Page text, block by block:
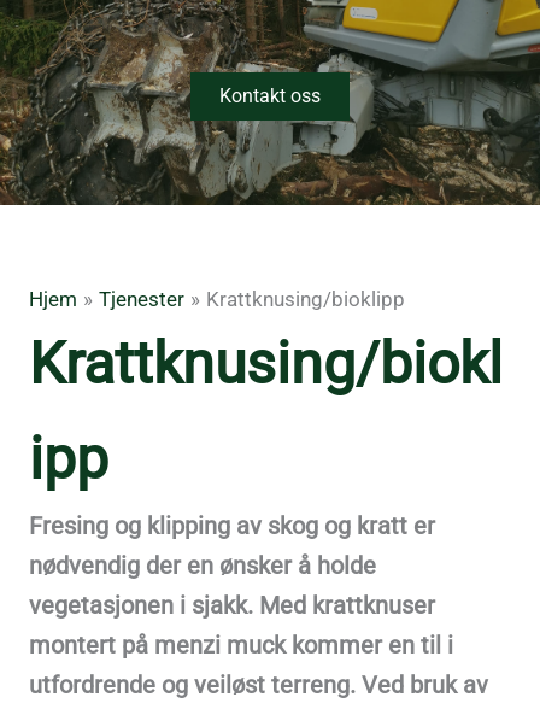
Kontakt oss
Hjem Tjenester Krattknusing/bioklipp
Krattknusing/biokl
ipp
Fresing og klipping av skog og kratt er
nødvendig der en ønsker å holde
vegetasjonen i sjakk. Med krattknuser
montert på menzi muck kommer en til i
utfordrende og veiløst terreng. Ved bruk av